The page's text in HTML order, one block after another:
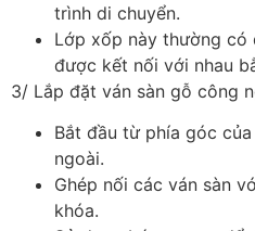
trình di chuyển.
Lớp xốp này thường có
được kết nối với nhau
3/ Lắp đặt ván sàn gỗ công
Bắt đầu từ phía góc
ngoài.
Ghép nối các ván sàn
khóa.